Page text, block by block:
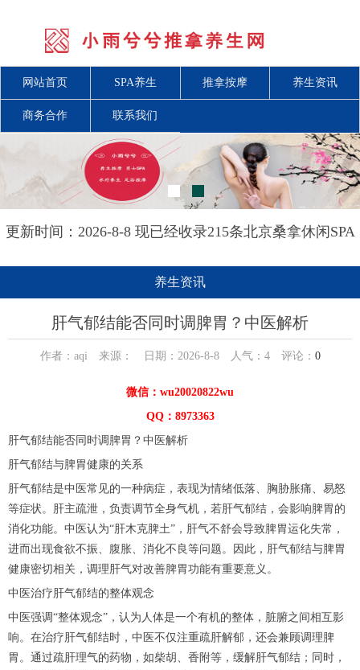
网站首页 SPA养生 推拿按摩 养生资讯
商务合作 联系我们
更新时间：2026-8-8 现已经收录215条北京桑拿休闲SPA
养生资讯
肝气郁结能否同时调脾胃？中医解析
作者：aqi 来源： 日期：2026-8-8 人气： 4评论： 0
微信：wu20020822wu
QQ：8973363
肝气郁结能否同时调脾胃？中医解析
肝气郁结与脾胃健康的关系
肝气郁结是中医常见的一种病症，表现为情绪低落、胸胁胀痛、易怒
等症状。肝主疏泄，负责调节全身气机，若肝气郁结，会影响脾胃的
消化功能。中医认为“肝木克脾土”，肝气不舒会导致脾胃运化失常，
进而出现食欲不振、腹胀、消化不良等问题。因此，肝气郁结与脾胃
健康密切相关，调理肝气对改善脾胃功能有重要意义。
中医治疗肝气郁结的整体观念
中医强调“整体观念”，认为人体是一个有机的整体，脏腑之间相互影
响。在治疗肝气郁结时，中医不仅注重疏肝解郁，还会兼顾调理脾
胃。通过疏肝理气的药物，如柴胡、香附等，缓解肝气郁结；同时，